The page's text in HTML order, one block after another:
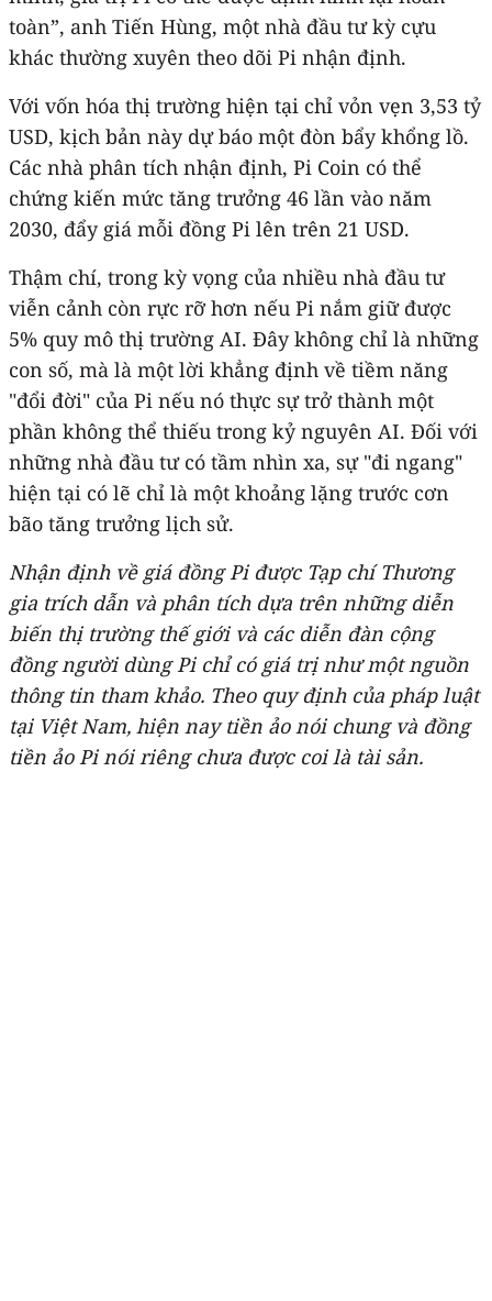
toàn”, anh Tiến Hùng, một nhà đầu tư kỳ cựu
khác thường xuyên theo dõi Pi nhận định.
Với vốn hóa thị trường hiện tại chỉ vỏn vẹn 3,53 tỷ
USD, kịch bản này dự báo một đòn bẩy khổng lồ.
Các nhà phân tích nhận định, Pi Coin có thể
chứng kiến mức tăng trưởng 46 lần vào năm
2030, đẩy giá mỗi đồng Pi lên trên 21 USD.
Thậm chí, trong kỳ vọng của nhiều nhà đầu tư
viễn cảnh còn rực rỡ hơn nếu Pi nắm giữ được
5% quy mô thị trường AI. Đây không chỉ là những
con số, mà là một lời khẳng định về tiềm năng
"đổi đời" của Pi nếu nó thực sự trở thành một
phần không thể thiếu trong kỷ nguyên AI. Đối với
những nhà đầu tư có tầm nhìn xa, sự "đi ngang"
hiện tại có lẽ chỉ là một khoảng lặng trước cơn
bão tăng trưởng lịch sử.
Nhận định về giá đồng Pi được Tạp chí Thương
gia trích dẫn và phân tích dựa trên những diễn
biến thị trường thế giới và các diễn đàn cộng
đồng người dùng Pi chỉ có giá trị như một nguồn
thông tin tham khảo. Theo quy định của pháp luật
tại Việt Nam, hiện nay tiền ảo nói chung và đồng
tiền ảo Pi nói riêng chưa được coi là tài sản.